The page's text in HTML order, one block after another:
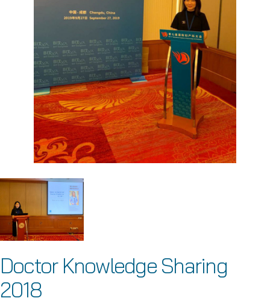
Doctor Knowledge Sharing
2018